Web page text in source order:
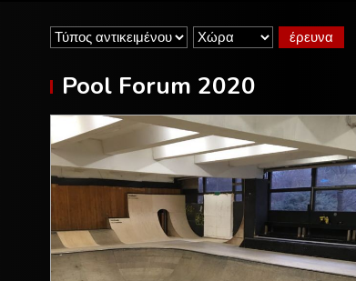
Pool Forum 2020